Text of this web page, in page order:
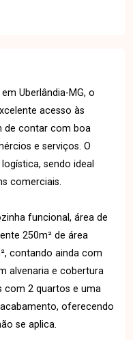
Uberlândia-MG, o
acesso às
de contar com boa
e serviços. O
sendo ideal
comerciais.
funcional, área de
250m² de área
contando ainda com
alvenaria e cobertura
com 2 quartos e uma
oferecendo
se aplica.